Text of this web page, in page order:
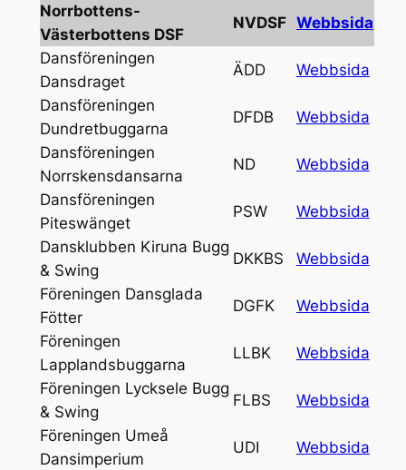
Norrbottens-
Västerbottens DSF
NVDSF Webbsida
Dansföreningen
Dansdraget
ÄDD
Webbsida
Dansföreningen
Dundretbuggarna
DFDB
Webbsida
Dansföreningen
Norrskensdansarna
ND
Webbsida
Dansföreningen
Piteswänget
PSW
Webbsida
Dansklubben Kiruna Bugg
& Swing
DKKBS
Webbsida
Föreningen Dansglada
Fötter
DGFK
Webbsida
Föreningen
Lapplandsbuggarna
LLBK
Webbsida
Föreningen Lycksele Bugg
& Swing
FLBS
Webbsida
Föreningen Umeå
Dansimperium
UDI
Webbsida